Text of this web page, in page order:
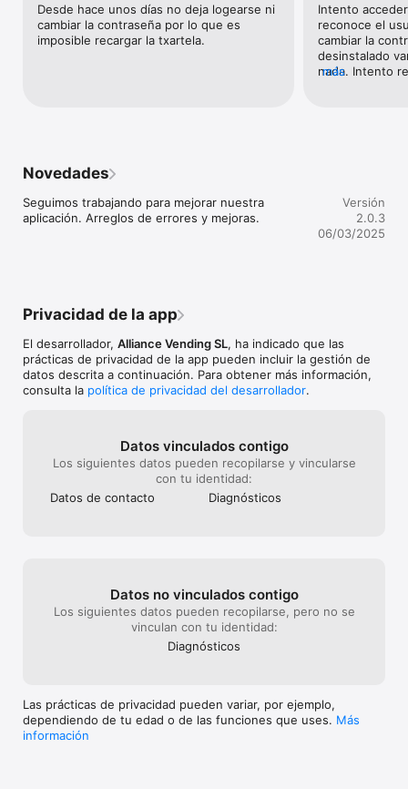
Desde hace unos días no deja logearse ni
cambiar la contraseña por lo que es
imposible recargar la txartela.
Intento
reconoce el
cambiar la
desinstalado
nada. Intento
más
Novedades
Seguimos trabajando para mejorar nuestra
aplicación. Arreglos de errores y mejoras.
Versión
2.0.3
06/03/2025
Privacidad de la app
El desarrollador, Alliance Vending SL, ha indicado que las
prácticas de privacidad de la app pueden incluir la gestión de
datos descrita a continuación. Para obtener más información,
consulta la política de privacidad del desarrollador.
Datos vinculados contigo
Los siguientes datos pueden recopilarse y vincularse
con tu identidad:
Datos de contacto
Diagnósticos
Datos no vinculados contigo
Los siguientes datos pueden recopilarse, pero no se
vinculan con tu identidad:
Diagnósticos
Las prácticas de privacidad pueden variar, por ejemplo,
dependiendo de tu edad o de las funciones que uses. Más
información